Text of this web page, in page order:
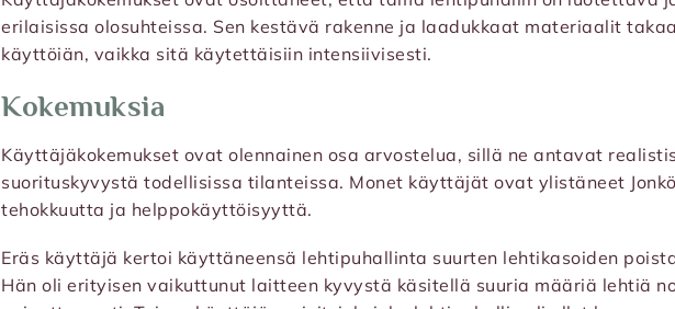
erilaisissa olosuhteissa. Sen kestävä rakenne ja laadukkaat materiaalit
käyttöiän, vaikka sitä käytettäisiin intensiivisesti.
Kokemuksia
Käyttäjäkokemukset ovat olennainen osa arvostelua, sillä ne antavat
suorituskyvystä todellisissa tilanteissa. Monet käyttäjät ovat ylistäneet
tehokkuutta ja helppokäyttöisyyttä.
Eräs käyttäjä kertoi käyttäneensä lehtipuhallinta suurten lehtikasoiden
Hän oli erityisen vaikuttunut laitteen kyvystä käsitellä suuria määriä lehtiä